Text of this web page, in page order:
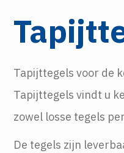
Tapijttegels voor de
Tapijttegels vindt u
zowel losse tegels
De tegels zijn